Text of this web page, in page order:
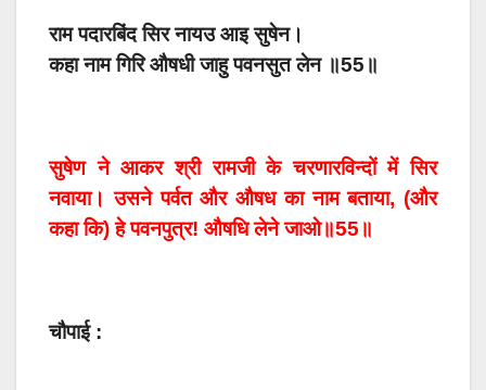
राम पदारबिंद सिर नायउ आइ सुषेन।
कहा नाम गिरि औषधी जाहु पवनसुत लेन ॥55॥
सुषेण ने आकर श्री रामजी के चरणारविन्दों में सिर
नवाया। उसने पर्वत और औषध का नाम बताया, (और
कहा कि) हे पवनपुत्र! औषधि लेने जाओ॥55॥
चौपाई :